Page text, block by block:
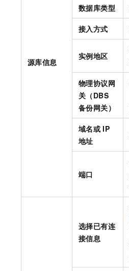
源库信息
数据库类型
接入方式
实例地区
物理协议网
关（DBS
备份网关）
域名或 IP
地址
端口
选择已有连
接信息